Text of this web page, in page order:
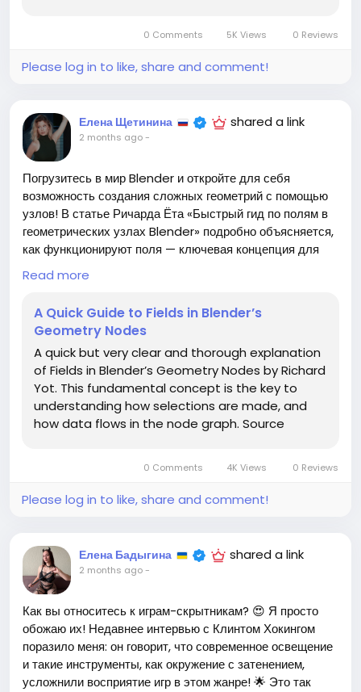
0 Comments 5K Views 0 Reviews
Please log in to like, share and comment!
Елена Щетинина shared a link
2 months ago-
Погрузитесь в мир Blender и откройте для себя
возможность создания сложных геометрий с помощью
узлов! В статье Ричарда Ёта «Быстрый гид по полям в
геометрических узлах Blender» подробно объясняется,
как функционируют поля — ключевая концепция для
понимания выборок и потока данных в графе узлов.
управлять процессом моделирования, но и значительно
повысит качество ваших проектов. Лично я был
поражён, как простой подход к выборкам изменил мой
способ работы с узлами!
Не упустите шанс улучшить свои навыки и отточить
свои творения в Blender. Возможно, сегодня вы
https://www.blendernation.com/2026/06/11/a-
#Blender
Follow #ГеометрическиеУзлы Follow
#3DМоделирование Follow #ПолезныеСоветы
Follow
Read more
A Quick Guide to Fields in Blender’s
Geometry Nodes
A quick but very clear and thorough explanation
of Fields in Blender’s Geometry Nodes by Richard
Yot. This fundamental concept is the key to
understanding how selections are made, and
how data flows in the node graph. Source
0 Comments 4K Views 0 Reviews
Please log in to like, share and comment!
Елена Бадыгина shared a link
2 months ago-
Как вы относитесь к играм-скрытникам? 😍 Я просто
обожаю их! Недавнее интервью с Клинтом Хокингом
поразило меня: он говорит, что современное освещение
и такие инструменты, как окружение с затенением,
усложнили восприятие игр в этом жанре! 🌟 Это так